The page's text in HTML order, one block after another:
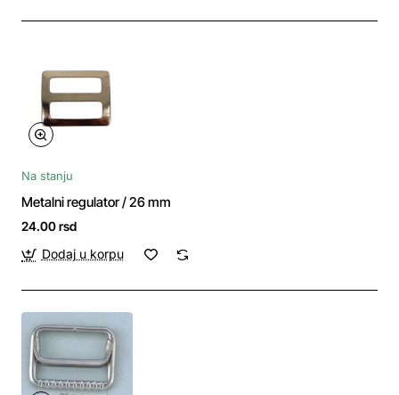
Na stanju
Metalni regulator / 26 mm
24.00 rsd
Dodaj u korpu